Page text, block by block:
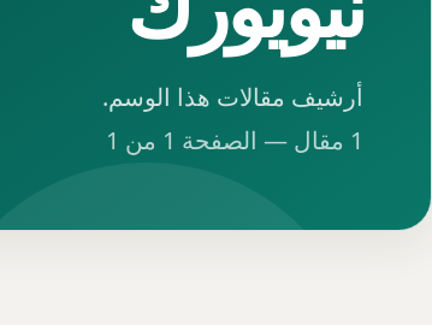
أرشيف مقالات هذا الوسم.
1 مقال — الصفحة 1 من 1